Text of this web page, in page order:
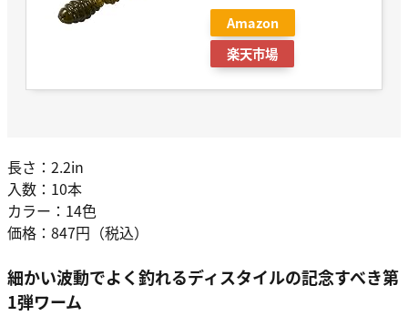
Amazon
楽天市場
長さ：2.2in
入数：10本
カラー：14色
価格：847円（税込）
細かい波動でよく釣れるディスタイルの記念すべき第
1弾ワーム